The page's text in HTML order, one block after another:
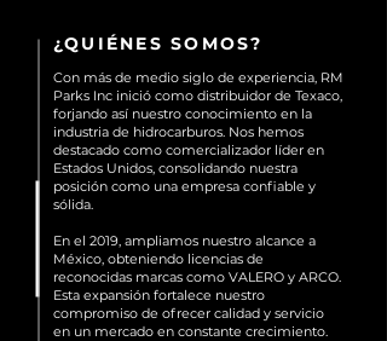
¿QUIÉNES SOMOS?
Con más de medio siglo de experiencia, RM
Parks Inc inició como distribuidor de Texaco,
forjando así nuestro conocimiento en la
industria de hidrocarburos. Nos hemos
destacado como comercializador líder en
Estados Unidos, consolidando nuestra
posición como una empresa confiable y
sólida.
En el 2019, ampliamos nuestro alcance a
México, obteniendo licencias de
reconocidas marcas como VALERO y ARCO.
Esta expansión fortalece nuestro
compromiso de ofrecer calidad y servicio
en un mercado en constante crecimiento.